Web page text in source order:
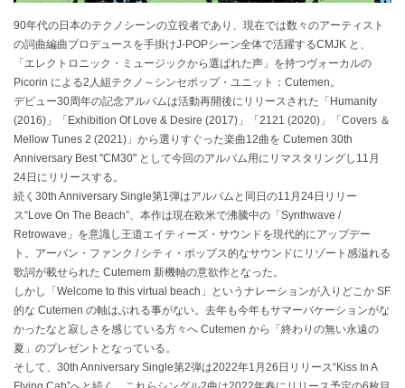
90年代の日本のテクノシーンの立役者であり、現在では数々のアーティスト
の詞曲編曲プロデュースを手掛けJ-POPシーン全体で活躍するCMJK と、
「エレクトロニック・ミュージックから選ばれた声」を持つヴォーカルの
Picorin による2人組テクノ～シンセポップ・ユニット：Cutemen。
デビュー30周年の記念アルバムは活動再開後にリリースされた「Humanity
(2016)」「Exhibition Of Love & Desire (2017)」「2121 (2020)」「Covers ＆
Mellow Tunes 2 (2021)」から選りすぐった楽曲12曲を Cutemen 30th
Anniversary Best "CM30" として今回のアルバム用にリマスタリングし11月
24日にリリースする。
続く30th Anniversary Single第1弾はアルバムと同日の11月24日リリー
ス“Love On The Beach”、本作は現在欧米で沸騰中の「Synthwave /
Retrowave」を意識し王道エイティーズ・サウンドを現代的にアップデー
ト。アーバン・ファンク / シティ・ポップス的なサウンドにリゾート感溢れる
歌詞が載せられた Cutemem 新機軸の意欲作となった。
しかし「Welcome to this virtual beach」というナレーションが入りどこか SF
的な Cutemen の軸はぶれる事がない。去年も今年もサマーバケーションがな
かったなと寂しさを感じている方々へ Cutemen から「終わりの無い永遠の
夏」のプレゼントとなっている。
そして、30th Anniversary Single第2弾は2022年1月26日リリース“Kiss In A